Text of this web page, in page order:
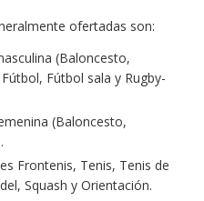
ofertadas son:
(Baloncesto,
Fútbol sala y Rugby-
(Baloncesto,
Frontenis, Tenis, Tenis de
Squash y Orientación.